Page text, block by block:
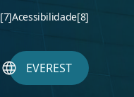
[7]Acessibilidade[8]
EVEREST